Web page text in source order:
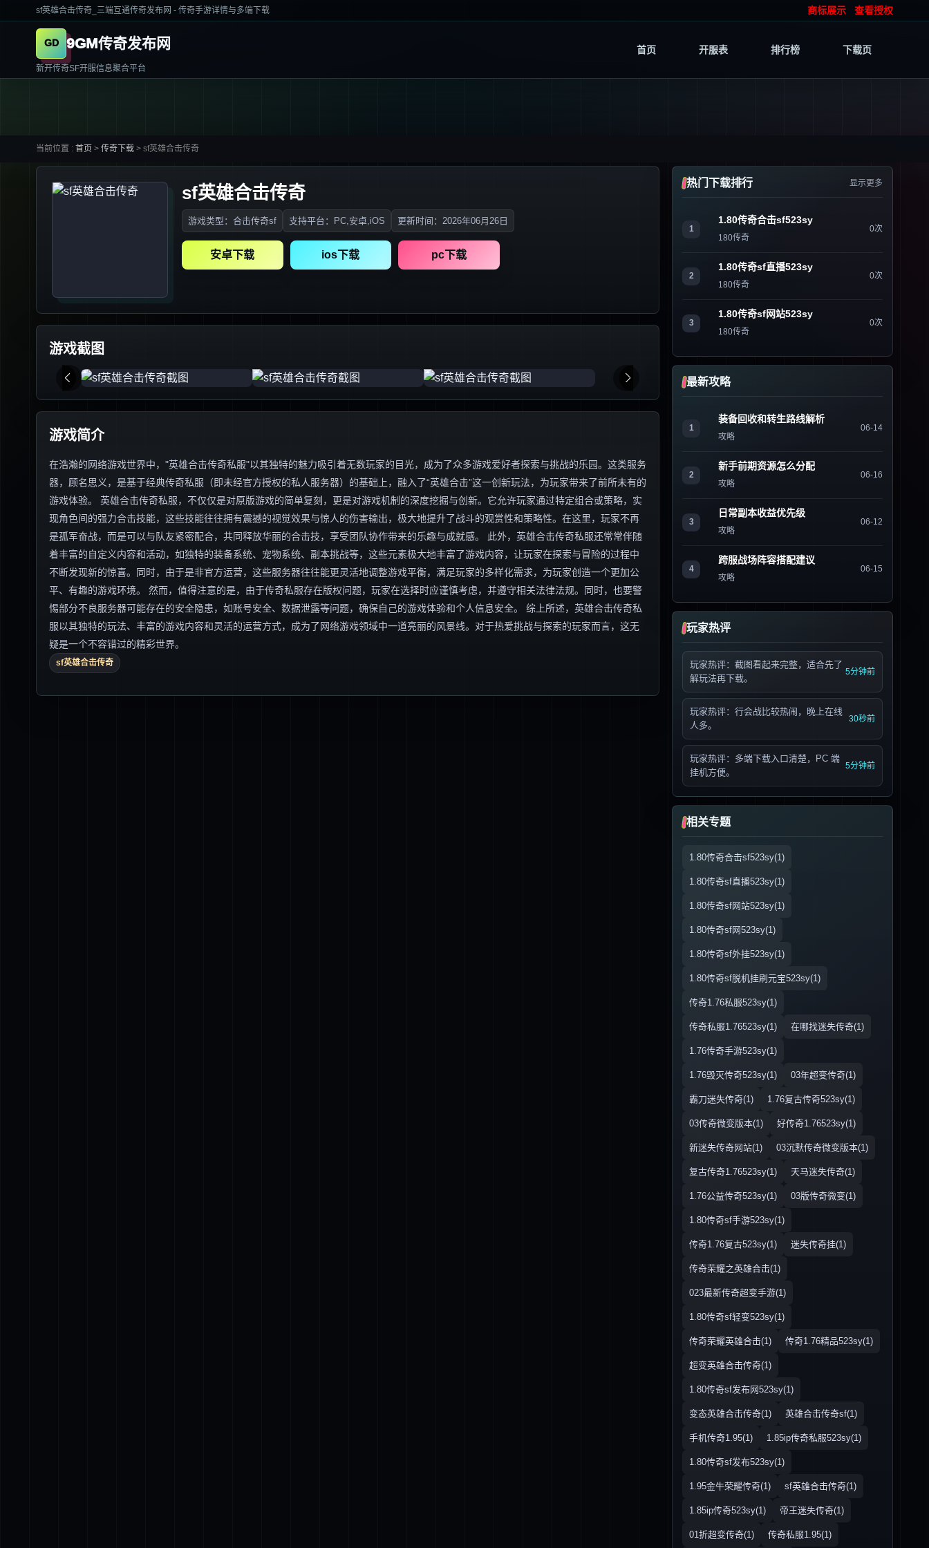
sf英雄合击传奇_三端互通传奇发布网 - 传奇手游详情与多端下载 商标展示 查看授权
9GM传奇发布网
新开传奇SF开服信息聚合平台
首页 开服表 排行榜 下载页
当前位置 : 首页 > 传奇下载 > sf英雄合击传奇
sf英雄合击传奇
游戏类型：合击传奇sf 支持平台：PC,安卓,iOS 更新时间：2026年06月26日
安卓下载 ios下载 pc下载
游戏截图
游戏简介
在浩瀚的网络游戏世界中，"英雄合击传奇私服"以其独特的魅力吸引着无数玩家的目光，成为了众多游戏爱好者探索与挑战的乐园。这类服务
器，顾名思义，是基于经典传奇私服（即未经官方授权的私人服务器）的基础上，融入了“英雄合击”这一创新玩法，为玩家带来了前所未有的
游戏体验。 英雄合击传奇私服，不仅仅是对原版游戏的简单复刻，更是对游戏机制的深度挖掘与创新。它允许玩家通过特定组合或策略，实
现角色间的强力合击技能，这些技能往往拥有震撼的视觉效果与惊人的伤害输出，极大地提升了战斗的观赏性和策略性。在这里，玩家不再
是孤军奋战，而是可以与队友紧密配合，共同释放华丽的合击技，享受团队协作带来的乐趣与成就感。 此外，英雄合击传奇私服还常常伴随
着丰富的自定义内容和活动，如独特的装备系统、宠物系统、副本挑战等，这些元素极大地丰富了游戏内容，让玩家在探索与冒险的过程中
不断发现新的惊喜。同时，由于是非官方运营，这些服务器往往能更灵活地调整游戏平衡，满足玩家的多样化需求，为玩家创造一个更加公
平、有趣的游戏环境。 然而，值得注意的是，由于传奇私服存在版权问题，玩家在选择时应谨慎考虑，并遵守相关法律法规。同时，也要警
惕部分不良服务器可能存在的安全隐患，如账号安全、数据泄露等问题，确保自己的游戏体验和个人信息安全。 综上所述，英雄合击传奇私
服以其独特的玩法、丰富的游戏内容和灵活的运营方式，成为了网络游戏领域中一道亮丽的风景线。对于热爱挑战与探索的玩家而言，这无
疑是一个不容错过的精彩世界。
sf英雄合击传奇
热门下载排行 显示更多
1
1.80传奇合击sf523sy
180传奇
0次
2
1.80传奇sf直播523sy
180传奇
0次
3
1.80传奇sf网站523sy
180传奇
0次
最新攻略
1
装备回收和转生路线解析
攻略
06-14
2
新手前期资源怎么分配
攻略
06-16
3
日常副本收益优先级
攻略
06-12
4
跨服战场阵容搭配建议
攻略
06-15
玩家热评
玩家热评：截图看起来完整，适合先了
解玩法再下载。
5分钟前
玩家热评：行会战比较热闹，晚上在线
人多。
30秒前
玩家热评：多端下载入口清楚，PC 端
挂机方便。
5分钟前
相关专题
1.80传奇合击sf523sy(1)
1.80传奇sf直播523sy(1)
1.80传奇sf网站523sy(1)
1.80传奇sf网523sy(1)
1.80传奇sf外挂523sy(1)
1.80传奇sf脱机挂刷元宝523sy(1)
传奇1.76私服523sy(1)
传奇私服1.76523sy(1) 在哪找迷失传奇(1)
1.76传奇手游523sy(1)
1.76毁灭传奇523sy(1) 03年超变传奇(1)
霸刀迷失传奇(1) 1.76复古传奇523sy(1)
03传奇微变版本(1) 好传奇1.76523sy(1)
新迷失传奇网站(1) 03沉默传奇微变版本(1)
复古传奇1.76523sy(1) 天马迷失传奇(1)
1.76公益传奇523sy(1) 03版传奇微变(1)
1.80传奇sf手游523sy(1)
传奇1.76复古523sy(1) 迷失传奇挂(1)
传奇荣耀之英雄合击(1)
023最新传奇超变手游(1)
1.80传奇sf轻变523sy(1)
传奇荣耀英雄合击(1) 传奇1.76精品523sy(1)
超变英雄合击传奇(1)
1.80传奇sf发布网523sy(1)
变态英雄合击传奇(1) 英雄合击传奇sf(1)
手机传奇1.95(1) 1.85ip传奇私服523sy(1)
1.80传奇sf发布523sy(1)
1.95金牛荣耀传奇(1) sf英雄合击传奇(1)
1.85ip传奇523sy(1) 帝王迷失传奇(1)
01折超变传奇(1) 传奇私服1.95(1)